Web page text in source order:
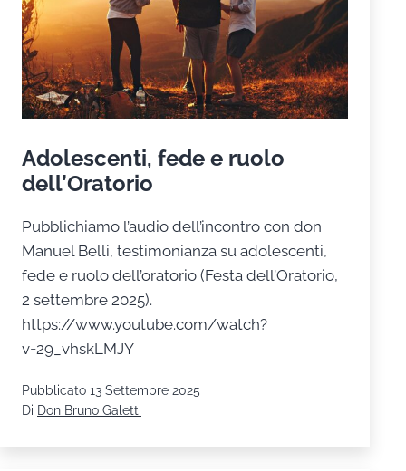
Adolescenti, fede e ruolo
dell’Oratorio
Pubblichiamo l’audio dell’incontro con don
Manuel Belli, testimonianza su adolescenti,
fede e ruolo dell’oratorio (Festa dell’Oratorio,
2 settembre 2025).
https://www.youtube.com/watch?
v=29_vhskLMJY
Pubblicato 13 Settembre 2025
Di Don Bruno Galetti